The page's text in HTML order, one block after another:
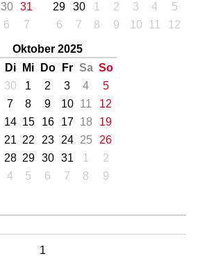
30
31
6 7
29
30 1 2 3 4
5
6
7 8 9 10 11 12
Oktober 2025
Di Mi Do Fr Sa So
30 1 2 3 4
5
7 8 9 10 11
12
14 15 16 17 18
19
21 22 23 24 25
26
28 29 30 31 1
2
4 5 6 7 8 9
1